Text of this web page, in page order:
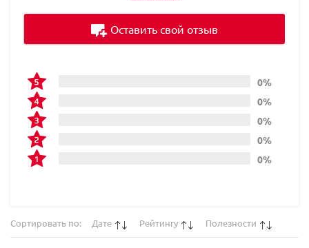
0%
0%
0%
0%
0%
Оставить свой отзыв
Сортировать по: Дате Рейтингу Полезности